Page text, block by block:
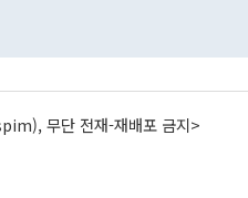
무단 전재-재배포 금지>